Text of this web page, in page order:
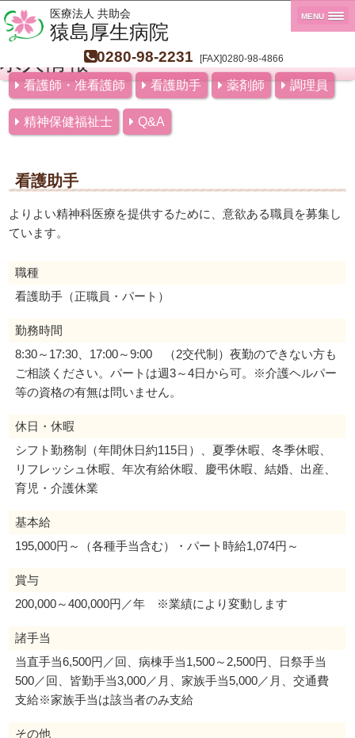
MENU
医療法人 共助会
猿島厚生病院
0280-98-2231 [FAX]0280-98-4866
求人情報
看護師・准看護師 看護助手 薬剤師 調理員
精神保健福祉士 Q&A
看護助手
よりよい精神科医療を提供するために、意欲ある職員を募集し
ています。
職種
看護助手（正職員・パート）
勤務時間
8:30～17:30、17:00～9:00 （2交代制）夜勤のできない方も
ご相談ください。パートは週3～4日から可。※介護ヘルパー
等の資格の有無は問いません。
休日・休暇
シフト勤務制（年間休日約115日）、夏季休暇、冬季休暇、
リフレッシュ休暇、年次有給休暇、慶弔休暇、結婚、出産、
育児・介護休業
基本給
195,000円～（各種手当含む）・パート時給1,074円～
賞与
200,000～400,000円／年 ※業績により変動します
諸手当
当直手当6,500円／回、病棟手当1,500～2,500円、日祭手当
500／回、皆勤手当3,000／月、家族手当5,000／月、交通費
支給※家族手当は該当者のみ支給
その他